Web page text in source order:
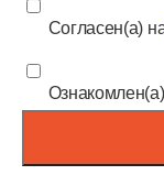
Согласен(а)